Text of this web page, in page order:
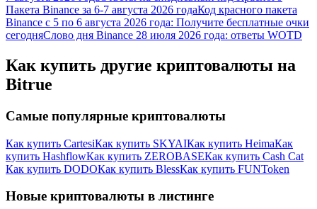
награда
Скачать
приложение Bitrue
Пакета Binance за 6-7 августа 2026 годаКод красного пакета
Binance с 5 по 6 августа 2026 года: Получите бесплатные очки
сегодняСлово дня Binance 28 июля 2026 года: ответы WOTD
Как купить другие криптовалюты на
Bitrue
Самые популярные криптовалюты
Как купить CartesiКак купить SKYAIКак купить HeimaКак
купить HashflowКак купить ZEROBASEКак купить Cash Cat
Как купить DODOКак купить BlessКак купить FUNToken
Новые криптовалюты в листинге